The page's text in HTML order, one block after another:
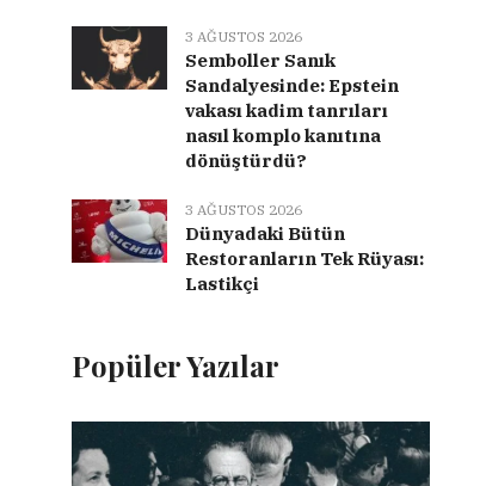
3 AĞUSTOS 2026
Semboller Sanık
Sandalyesinde: Epstein
vakası kadim tanrıları
nasıl komplo kanıtına
dönüştürdü?
3 AĞUSTOS 2026
Dünyadaki Bütün
Restoranların Tek Rüyası:
Lastikçi
Popüler Yazılar